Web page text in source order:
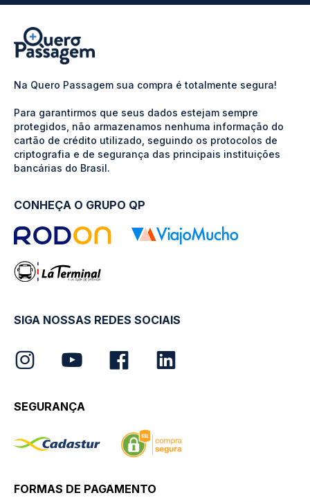
Na Quero Passagem sua compra é totalmente segura!
Para garantirmos que seus dados estejam sempre
protegidos, não armazenamos nenhuma informação do
cartão de crédito utilizado, seguindo os protocolos de
criptografia e de segurança das principais instituições
bancárias do Brasil.
CONHEÇA O GRUPO QP
SIGA NOSSAS REDES SOCIAIS
SEGURANÇA
FORMAS DE PAGAMENTO